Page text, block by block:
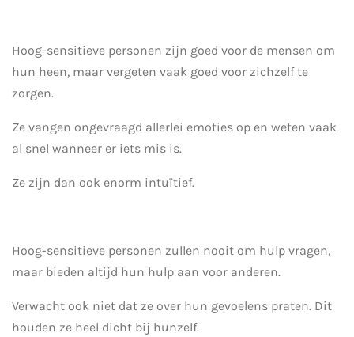
Hoog-sensitieve personen zijn goed voor de mensen om
hun heen, maar vergeten vaak goed voor zichzelf te
zorgen.
Ze vangen ongevraagd allerlei emoties op en weten vaak
al snel wanneer er iets mis is.
Ze zijn dan ook enorm intuïtief.
Hoog-sensitieve personen zullen nooit om hulp vragen,
maar bieden altijd hun hulp aan voor anderen.
Verwacht ook niet dat ze over hun gevoelens praten. Dit
houden ze heel dicht bij hunzelf.